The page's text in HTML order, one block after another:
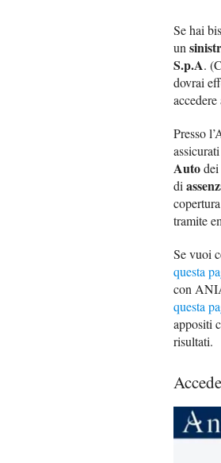
Se hai
un
S.p.A.
dovrai
Presso
Auto
di
tramite
Se vuoi
questa
con
questa
appositi
risultati.